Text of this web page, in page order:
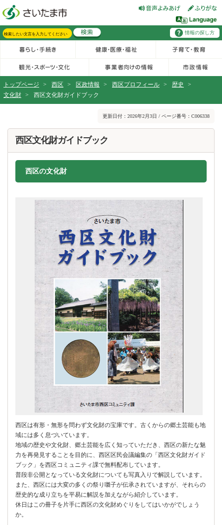
情報の探し方
トップページ > 西区 > 区政情報 > 西区プロフィール > 歴史
>
文化財 > 西区文化財ガイドブック
更新日付：2026年2月3日 / ページ番号：C006338
西区文化財ガイドブック
西区の文化財
西区は有形・無形を問わず文化財の宝庫です。古くからの郷土芸能も地
域には多く息づいています。
地域の歴史や文化財、郷土芸能を広く知っていただき、西区の新たな魅
力を再発見することを目的に、西区区民会議編集の「西区文化財ガイド
ブック」を西区コミュニティ課で無料配布しています。
普段非公開となっている文化財についても写真入りで解説しています。
また、西区には大変の多くの祭り囃子が伝承されていますが、それらの
歴史的な成り立ちを平易に解説を加えながら紹介しています。
休日はこの冊子を片手に西区の文化財めぐりをしてはいかがでしょう
か。